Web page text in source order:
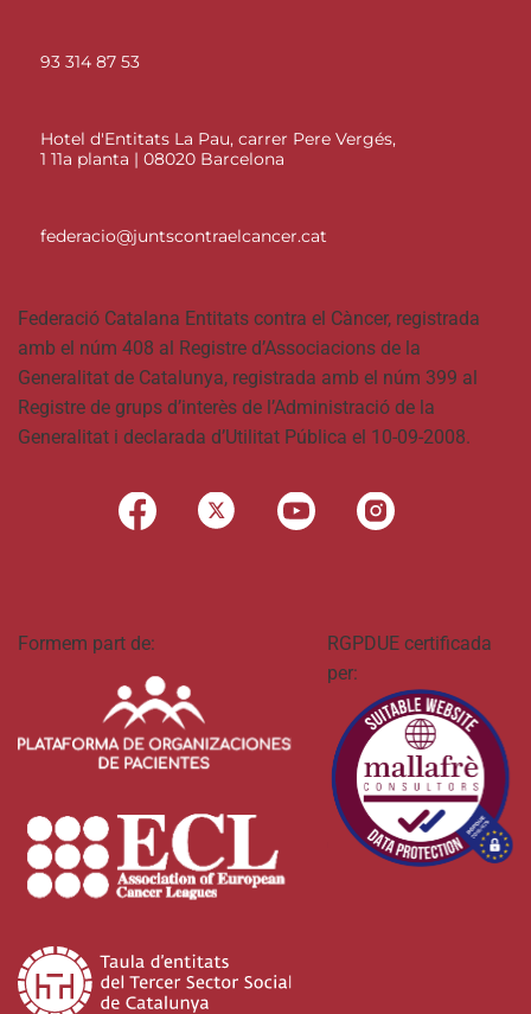
93 314 87 53
Hotel d'Entitats La Pau, carrer Pere Vergés,
1 11a planta | 08020 Barcelona
federacio@juntscontraelcancer.cat
Federació Catalana Entitats contra el Càncer, registrada
amb el núm 408 al Registre d’Associacions de la
Generalitat de Catalunya, registrada amb el núm 399 al
Registre de grups d’interès de l’Administració de la
Generalitat i declarada d’Utilitat Pública el 10-09-2008.
Formem part de:
RGPDUE certificada
per: